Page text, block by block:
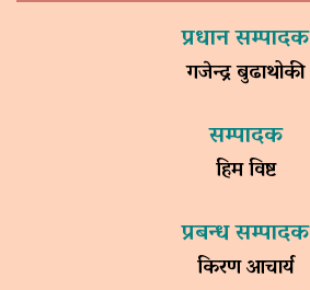
प्रधान सम्पादक
गजेन्द्र बुढाथोकी
सम्पादक
हिम विष्ट
प्रबन्ध सम्पादक
किरण आचार्य